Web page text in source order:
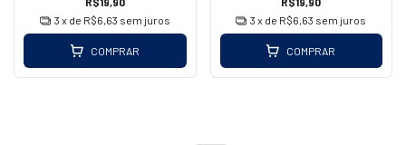
3 x de R$6,63 sem juros
COMPRAR
3 x de R$6,63 sem juros
COMPRAR